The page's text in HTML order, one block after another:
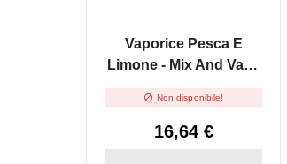
Vaporice Pesca E
Limone - Mix And Vape
 Non disponibile!
16,64 €